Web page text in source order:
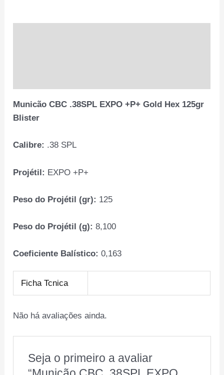
Municão CBC .38SPL EXPO +P+ Gold Hex 125gr
Blister
Calibre: .38 SPL
Projétil: EXPO +P+
Peso do Projétil (gr): 125
Peso do Projétil (g): 8,100
Coeficiente Balístico: 0,163
Ficha Tcnica
Não há avaliações ainda.
Seja o primeiro a avaliar